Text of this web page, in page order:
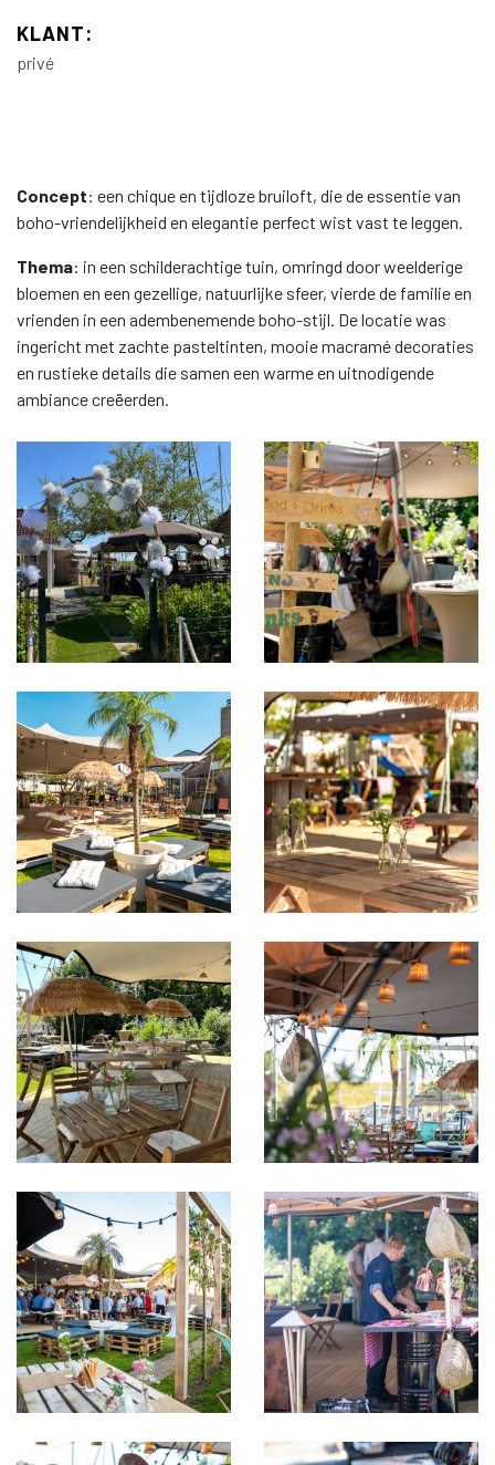
KLANT:
privé
Concept: een chique en tijdloze bruiloft, die de essentie van
boho-vriendelijkheid en elegantie perfect wist vast te leggen.
Thema: in een schilderachtige tuin, omringd door weelderige
bloemen en een gezellige, natuurlijke sfeer, vierde de familie en
vrienden in een adembenemende boho-stijl. De locatie was
ingericht met zachte pasteltinten, mooie macramé decoraties
en rustieke details die samen een warme en uitnodigende
ambiance creëerden.